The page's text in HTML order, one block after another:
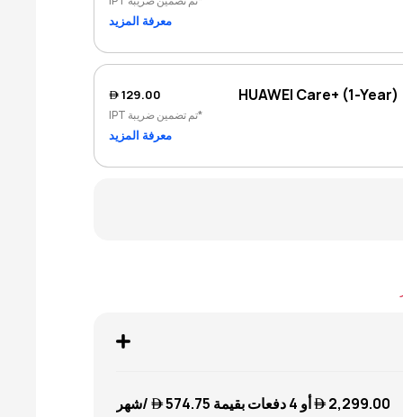
معرفة المزيد
HUAWEI Care+ (1-Year)
129.00 
*تم تضمين ضريبة IPT
معرفة المزيد
2,299.00  أو 4 دفعات بقيمة 574.75  /شهر